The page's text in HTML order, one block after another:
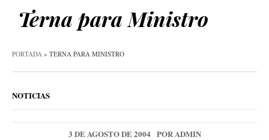
Terna para Ministro
PORTADA » TERNA PARA MINISTRO
NOTICIAS
3 DE AGOSTO DE 2004 POR ADMIN